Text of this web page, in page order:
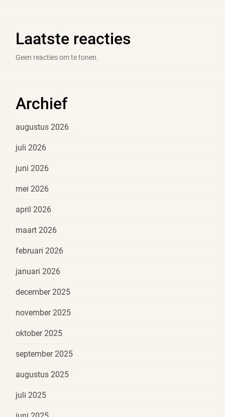
Laatste reacties
Geen reacties om te tonen.
Archief
augustus 2026
juli 2026
juni 2026
mei 2026
april 2026
maart 2026
februari 2026
januari 2026
december 2025
november 2025
oktober 2025
september 2025
augustus 2025
juli 2025